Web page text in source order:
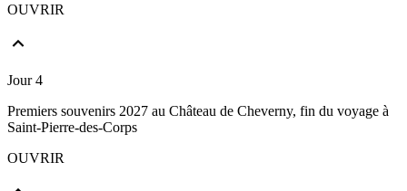
OUVRIR
Jour 4
Premiers souvenirs 2027 au Château de Cheverny, fin du voyage à
Saint-Pierre-des-Corps
OUVRIR